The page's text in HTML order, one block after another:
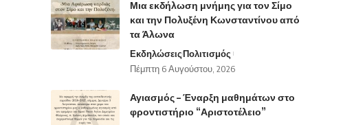
Μια εκδήλωση μνήμης για τον Σίμο
και την Πολυξένη Κωνσταντίνου από
τα Άλωνα
ΕκδηλώσειςΠολιτισμός
Πέμπτη 6 Αυγούστου, 2026
Αγιασμός – Έναρξη μαθημάτων στο
φροντιστήριο “Αριστοτέλειο”